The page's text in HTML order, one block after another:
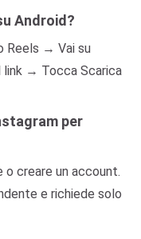
Android?
Reels → Vai su
link → Tocca Scarica
per
o creare un account.
e richiede solo